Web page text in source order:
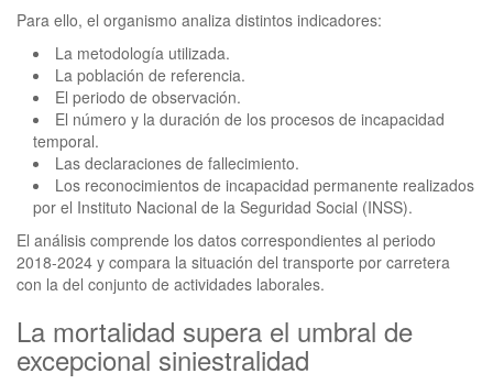
Para ello, el organismo analiza distintos indicadores:
La metodología utilizada.
La población de referencia.
El periodo de observación.
El número y la duración de los procesos de incapacidad
temporal.
Las declaraciones de fallecimiento.
Los reconocimientos de incapacidad permanente realizados
por el Instituto Nacional de la Seguridad Social (INSS).
El análisis comprende los datos correspondientes al periodo
2018-2024 y compara la situación del transporte por carretera
con la del conjunto de actividades laborales.
La mortalidad supera el umbral de
excepcional siniestralidad